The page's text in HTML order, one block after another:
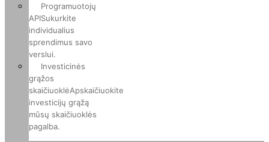
Programuotojų
APISukurkite
individualius
sprendimus savo
verslui.
Investicinės
grąžos
skaičiuoklėApskaičiuokite
investicijų grąžą
mūsų skaičiuoklės
pagalba.